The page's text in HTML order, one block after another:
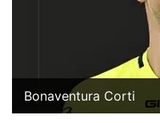
Bonaventura Corti